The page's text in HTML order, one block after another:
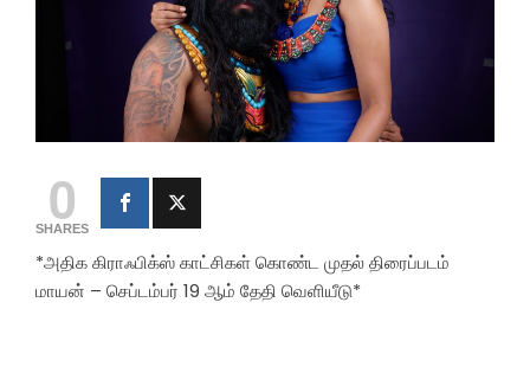
0
SHARES
*அதிக கிராஃபிக்ஸ் காட்சிகள் கொண்ட முதல் திரைப்படம்
மாயன் – செப்டம்பர் 19 ஆம் தேதி வெளியீடு*